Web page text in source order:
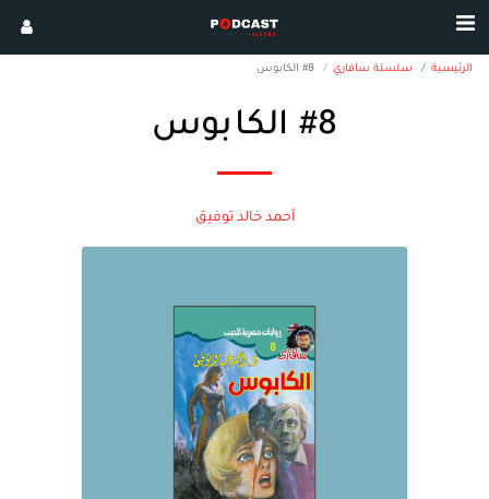
الرئيسية سلسلة سافاري #8 الكابوس
#8 الكابوس
أحمد خالد توفيق